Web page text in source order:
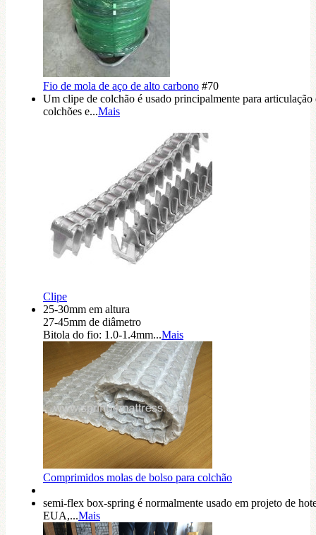
Fio de mola de aço de alto carbono #70
Um clipe de colchão é usado principalmente para
colchões e...Mais
Clipe
25-30mm em altura
27-45mm de diâmetro
Bitola do fio: 1.0-1.4mm...Mais
Comprimidos molas de bolso para colchão
semi-flex box-spring é normalmente usado em projeto de
EUA,...Mais